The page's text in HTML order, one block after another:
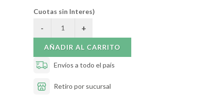
Cuotas sin Interes)
AÑADIR AL CARRITO
Envíos a todo el país
Retiro por sucursal